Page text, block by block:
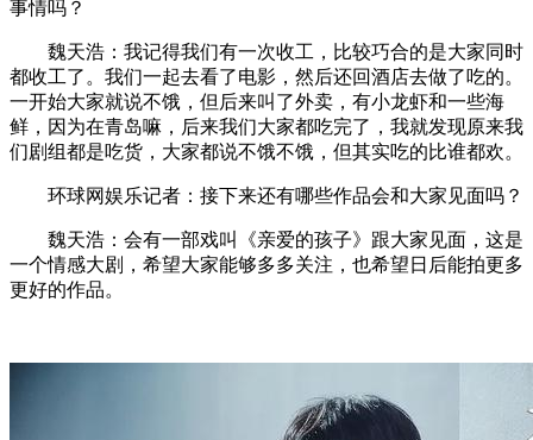
事情吗？
魏天浩：我记得我们有一次收工，比较巧合的是大家同时
都收工了。我们一起去看了电影，然后还回酒店去做了吃的。
一开始大家就说不饿，但后来叫了外卖，有小龙虾和一些海
鲜，因为在青岛嘛，后来我们大家都吃完了，我就发现原来我
们剧组都是吃货，大家都说不饿不饿，但其实吃的比谁都欢。
环球网娱乐记者：接下来还有哪些作品会和大家见面吗？
魏天浩：会有一部戏叫《亲爱的孩子》跟大家见面，这是
一个情感大剧，希望大家能够多多关注，也希望日后能拍更多
更好的作品。